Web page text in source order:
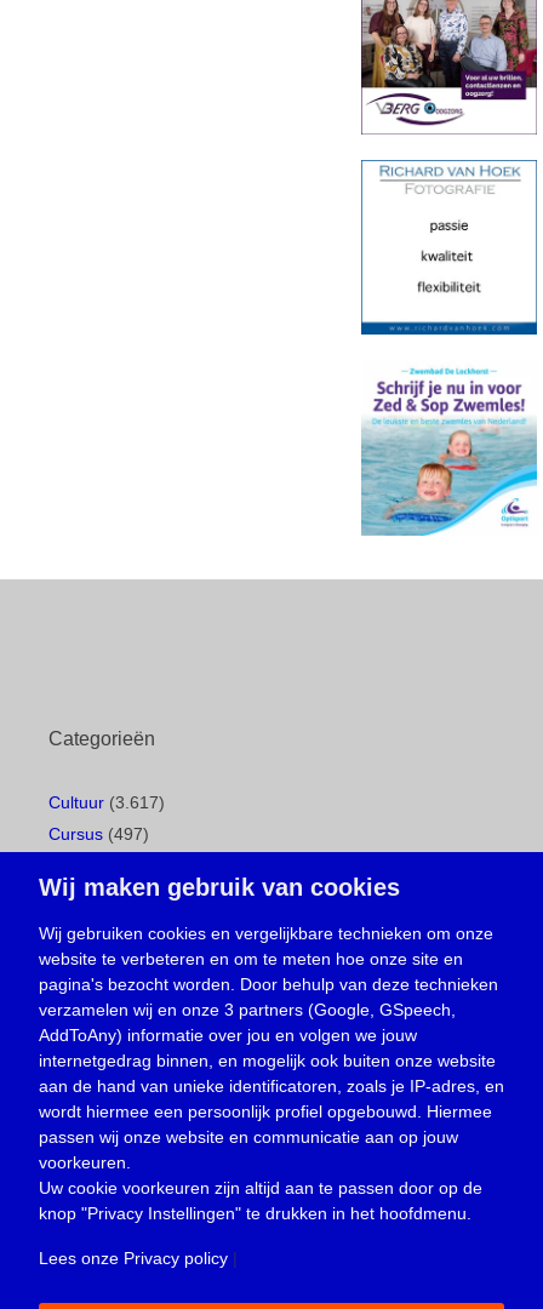
Categorieën
Cultuur (3.617)
Cursus (497)
Gemeentepagina(104)
Ingezonden brief(538)
Media(156)
Nieuws (23.330)
Oproep(734)
Overlijden(39)
Podcast(18)
prijsvraag (5)
Religie (1.438)
Service(226)
Wij maken gebruik van cookies
Wij gebruiken cookies en vergelijkbare technieken om onze
website te verbeteren en om te meten hoe onze site en
pagina's bezocht worden. Door behulp van deze technieken
verzamelen wij en onze 3 partners (Google, GSpeech,
AddToAny) informatie over jou en volgen we jouw
internetgedrag binnen, en mogelijk ook buiten onze website
aan de hand van unieke identificatoren, zoals je IP-adres, en
wordt hiermee een persoonlijk profiel opgebouwd. Hiermee
passen wij onze website en communicatie aan op jouw
voorkeuren.
Uw cookie voorkeuren zijn altijd aan te passen door op de
knop "Privacy Instellingen" te drukken in het hoofdmenu.
Lees onze Privacy policy |